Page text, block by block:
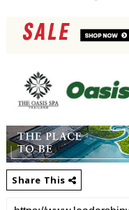
Share This